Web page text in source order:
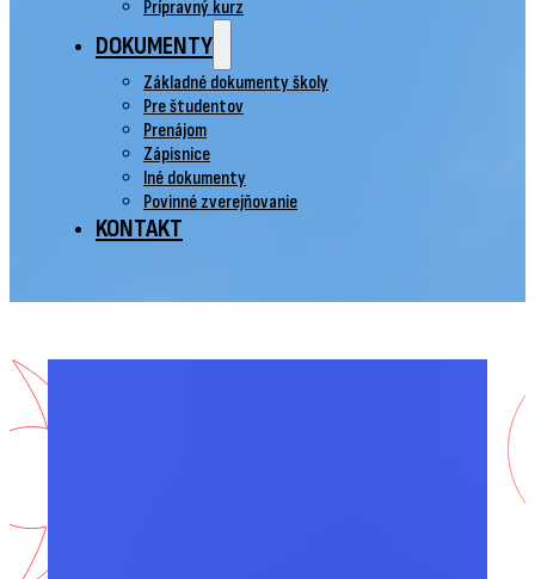
Prípravný kurz
DOKUMENTY
Základné dokumenty školy
Pre študentov
Prenájom
Zápisnice
Iné dokumenty
Povinné zverejňovanie
KONTAKT